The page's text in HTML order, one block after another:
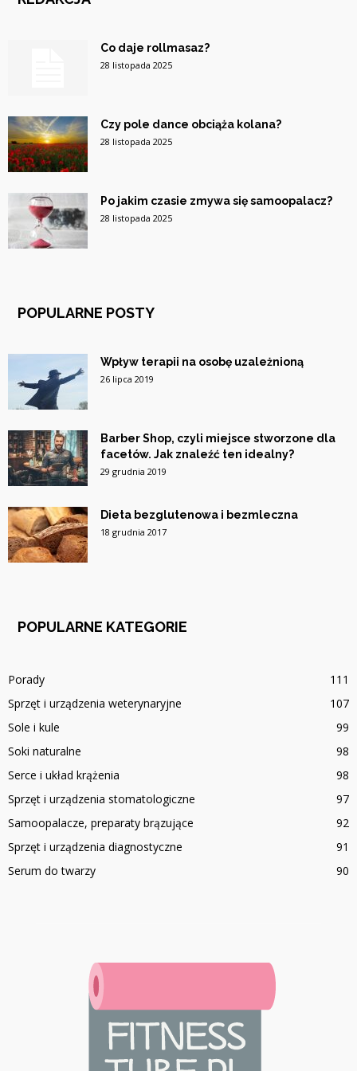
Co daje rollmasaz?
28 listopada 2025
Czy pole dance obciąża kolana?
28 listopada 2025
Po jakim czasie zmywa się samoopalacz?
28 listopada 2025
POPULARNE POSTY
Wpływ terapii na osobę uzależnioną
26 lipca 2019
Barber Shop, czyli miejsce stworzone dla
facetów. Jak znaleźć ten idealny?
29 grudnia 2019
Dieta bezglutenowa i bezmleczna
18 grudnia 2017
POPULARNE KATEGORIE
Porady
111
Sprzęt i urządzenia weterynaryjne
107
Sole i kule
99
Soki naturalne
98
Serce i układ krążenia
98
Sprzęt i urządzenia stomatologiczne
97
Samoopalacze, preparaty brązujące
92
Sprzęt i urządzenia diagnostyczne
91
Serum do twarzy
90